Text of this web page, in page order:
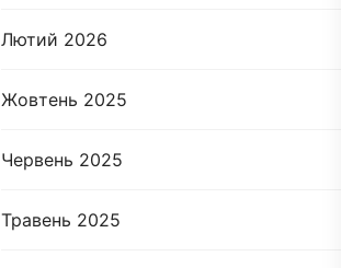
Лютий 2026
Жовтень 2025
Червень 2025
Травень 2025